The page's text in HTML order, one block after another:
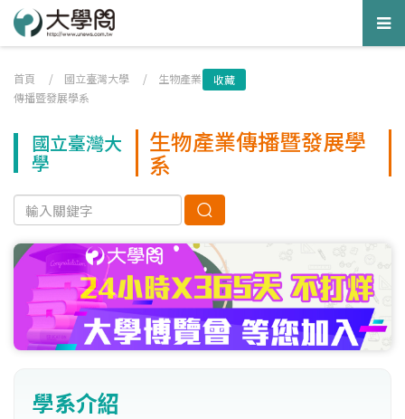
首頁 / 國立臺灣大學 / 生物產業
傳播暨發展學系
收藏
國立臺灣大
學
生物產業傳播暨發展學
系
學系介紹